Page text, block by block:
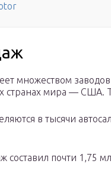
множеством
странах мира — США.
в тысячи
составил почти 1,75